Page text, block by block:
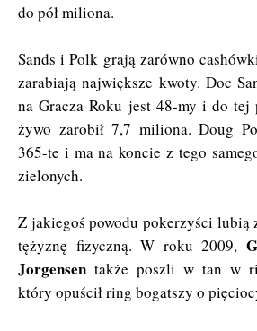
do pół miliona.
Sands i Polk grają zarówno
zarabiają największe kwoty. Doc
na Gracza Roku jest 48-my i do tej
żywo zarobił 7,7 miliona. Doug
365-te i ma na koncie z tego
zielonych.
Z jakiegoś powodu pokerzyści lubią
tężyznę fizyczną. W roku 2009,
Jorgensen także poszli w tan w
który opuścił ring bogatszy o